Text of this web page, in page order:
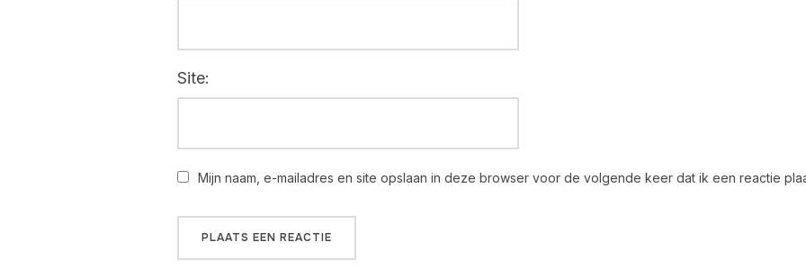
Site:
Mijn naam, e-mailadres en site opslaan in deze browser voor de volgende keer dat ik een reactie